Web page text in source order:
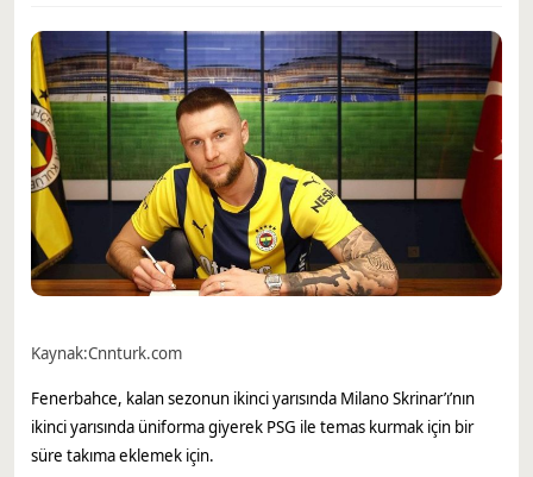
Kaynak:Cnnturk.com
Fenerbahce, kalan sezonun ikinci yarısında Milano Skrinar’ı’nın
ikinci yarısında üniforma giyerek PSG ile temas kurmak için bir
süre takıma eklemek için.